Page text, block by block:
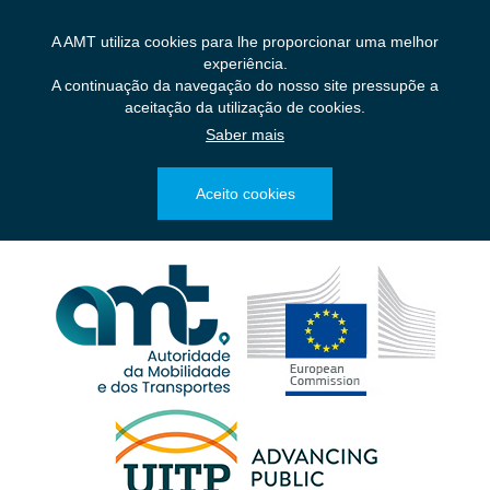
A AMT utiliza cookies para lhe proporcionar uma melhor
experiência.
A continuação da navegação do nosso site pressupõe a
aceitação da utilização de cookies.
Saber mais
Aceito cookies